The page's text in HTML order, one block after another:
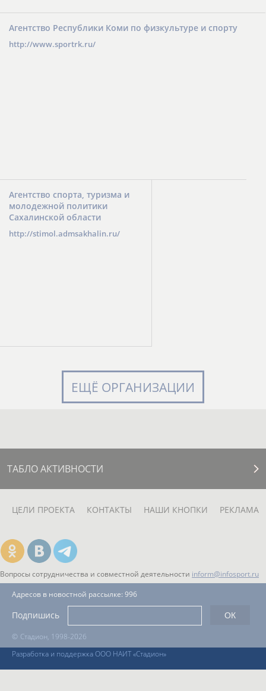
Агентство Республики Коми по физкультуре и спорту
http://www.sportrk.ru/
Агентство спорта, туризма и
молодежной политики
Сахалинской области
http://stimol.admsakhalin.ru/
ЕЩЁ ОРГАНИЗАЦИИ
ТАБЛО АКТИВНОСТИ
ЦЕЛИ ПРОЕКТА КОНТАКТЫ НАШИ КНОПКИ РЕКЛАМА
Вопросы сотрудничества и совместной деятельности inform@infosport.ru
© Стадион, 1998-2026
Разработка и поддержка ООО НАИТ «Стадион»
Адресов в новостной рассылке: 996
Подпишись